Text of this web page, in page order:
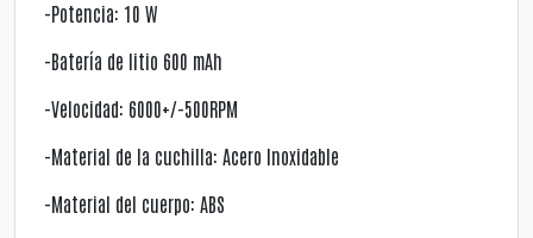
-Potencia: 10 W
-Batería de litio 600 mAh
-Velocidad: 6000+/-500RPM
-Material de la cuchilla: Acero Inoxidable
-Material del cuerpo: ABS